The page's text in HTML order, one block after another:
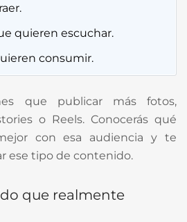
quieren escuchar.
consumir.
que publicar más fotos,
o Reels. Conocerás qué
con esa audiencia y te
ese tipo de contenido.
que realmente